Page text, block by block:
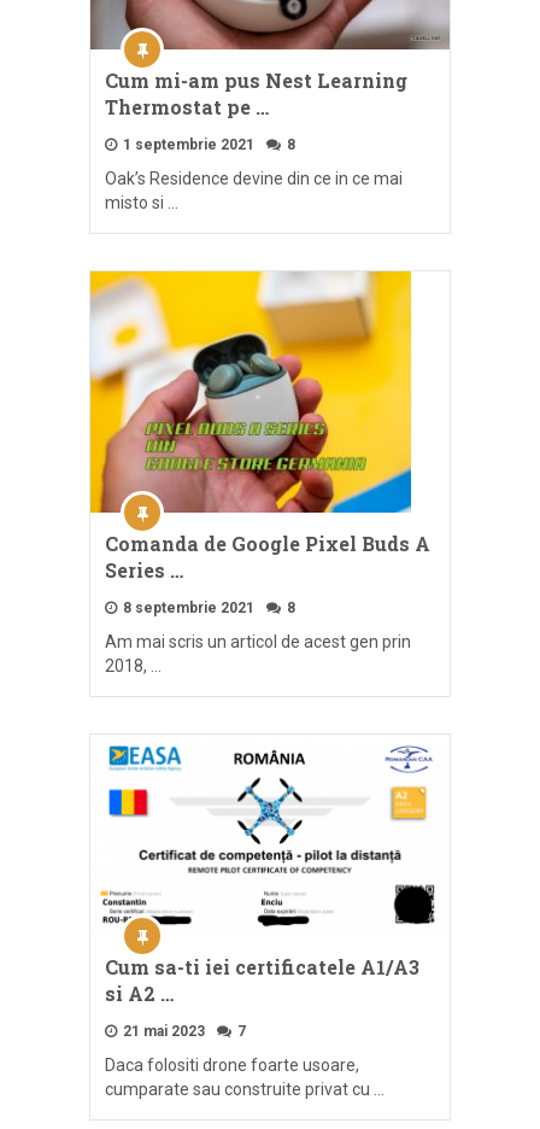
Cum mi-am pus Nest Learning
Thermostat pe …
1 septembrie 2021 8
Oak’s Residence devine din ce in ce mai
misto si …
Comanda de Google Pixel Buds A
Series …
8 septembrie 2021 8
Am mai scris un articol de acest gen prin
2018, …
Cum sa-ti iei certificatele A1/A3
si A2 …
21 mai 2023 7
Daca folositi drone foarte usoare,
cumparate sau construite privat cu …